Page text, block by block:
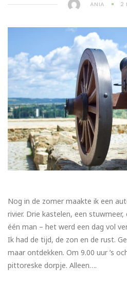
ANIA 2
Nog in de zomer maakte ik een
rivier. Drie kastelen, een
één man – het werd een dag vol
Ik had de tijd, de zon en de rust.
maar ontdekken. Om 9.00 uur ’s
pittoreske dorpje. Alleen….